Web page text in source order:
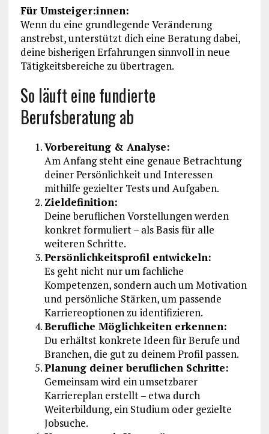
Für Umsteiger:innen:
Wenn du eine grundlegende Veränderung
anstrebst, unterstützt dich eine Beratung dabei,
deine bisherigen Erfahrungen sinnvoll in neue
Tätigkeitsbereiche zu übertragen.
So läuft eine fundierte
Berufsberatung ab
Vorbereitung & Analyse:
Am Anfang steht eine genaue Betrachtung
deiner Persönlichkeit und Interessen
mithilfe gezielter Tests und Aufgaben.
Zieldefinition:
Deine beruflichen Vorstellungen werden
konkret formuliert – als Basis für alle
weiteren Schritte.
Persönlichkeitsprofil entwickeln:
Es geht nicht nur um fachliche
Kompetenzen, sondern auch um Motivation
und persönliche Stärken, um passende
Karriereoptionen zu identifizieren.
Berufliche Möglichkeiten erkennen:
Du erhältst konkrete Ideen für Berufe und
Branchen, die gut zu deinem Profil passen.
Planung deiner beruflichen Schritte:
Gemeinsam wird ein umsetzbarer
Karriereplan erstellt – etwa durch
Weiterbildung, ein Studium oder gezielte
Jobsuche.